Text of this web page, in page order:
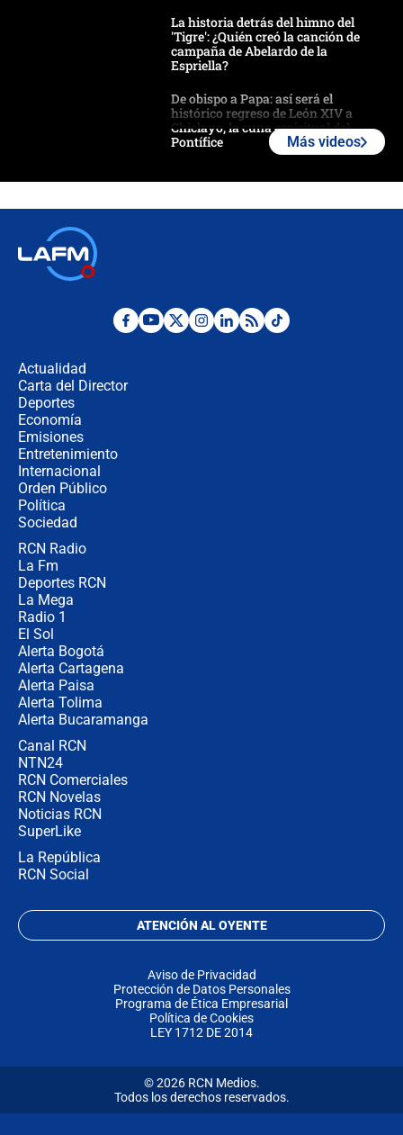
La historia detrás del himno del
'Tigre': ¿Quién creó la canción de
campaña de Abelardo de la
Espriella?
De obispo a Papa: así será el
histórico regreso de León XIV a
Chiclayo, la cuna espiritual del
Pontífice
¿La posesión de Abelardo De la
Más videos
Actualidad
Carta del Director
Deportes
Economía
Emisiones
Entretenimiento
Internacional
Orden Público
Política
Sociedad
RCN Radio
La Fm
Deportes RCN
La Mega
Radio 1
El Sol
Alerta Bogotá
Alerta Cartagena
Alerta Paisa
Alerta Tolima
Alerta Bucaramanga
Canal RCN
NTN24
RCN Comerciales
RCN Novelas
Noticias RCN
SuperLike
La República
RCN Social
ATENCIÓN AL OYENTE
Aviso de Privacidad
Protección de Datos Personales
Programa de Ética Empresarial
Política de Cookies
LEY 1712 DE 2014
© 2026 RCN Medios.
Todos los derechos reservados.